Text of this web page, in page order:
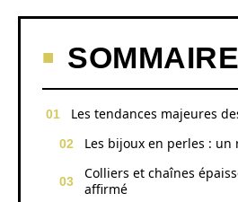
SOMMAIRE
Les tendances majeures
Les bijoux en perles :
Colliers et chaînes
affirmé